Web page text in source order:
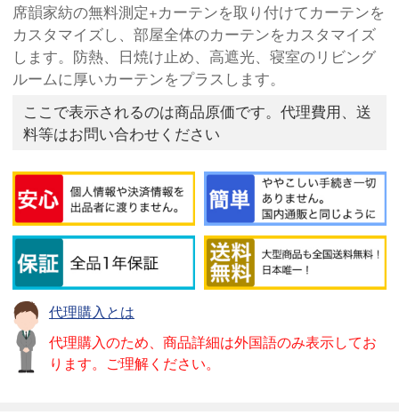
席韻家紡の無料測定+カーテンを取り付けてカーテンを
カスタマイズし、部屋全体のカーテンをカスタマイズ
します。防熱、日焼け止め、高遮光、寝室のリビング
ルームに厚いカーテンをプラスします。
ここで表示されるのは商品原価です。代理費用、送
料等はお問い合わせください
代理購入とは
代理購入のため、商品詳細は外国語のみ表示してお
ります。ご理解ください。